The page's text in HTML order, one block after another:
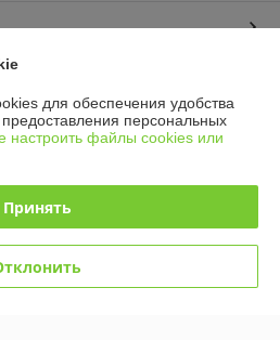
Deal.by
для обеспечения удобства
персональных
настроить файлы cookies или
Принять